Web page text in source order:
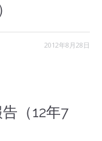
2012年8月28日
（12年7